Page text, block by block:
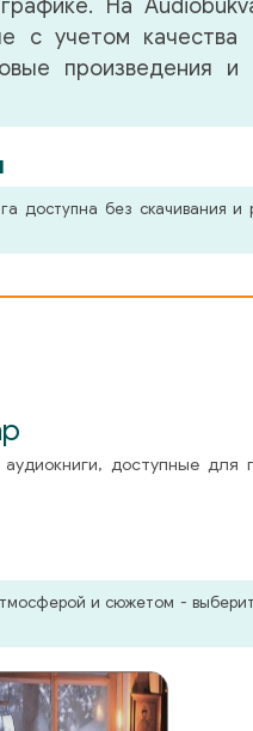
На
с учетом качества
произведения и
доступна без скачивания и
доступные для
и сюжетом -